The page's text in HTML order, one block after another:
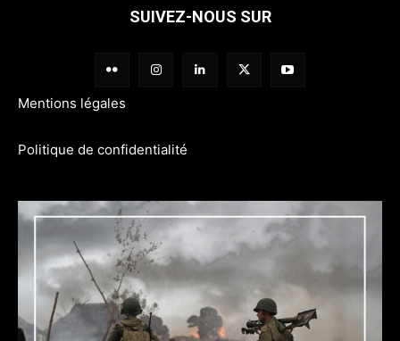
SUIVEZ-NOUS SUR
Mentions légales
Politique de confidentialité